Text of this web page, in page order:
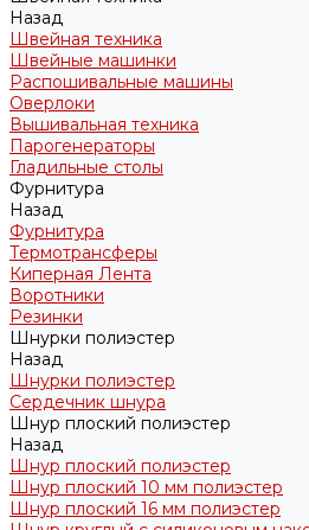
Назад
Швейная техника
Швейные машинки
Распошивальные машины
Оверлоки
Вышивальная техника
Парогенераторы
Гладильные столы
Фурнитура
Назад
Фурнитура
Термотрансферы
Киперная Лента
Воротники
Резинки
Шнурки полиэстер
Назад
Шнурки полиэстер
Сердечник шнура
Шнур плоский полиэстер
Назад
Шнур плоский полиэстер
Шнур плоский 10 мм полиэстер
Шнур плоский 16 мм полиэстер